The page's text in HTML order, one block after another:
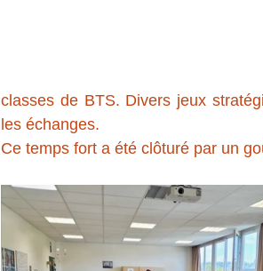
classes de BTS. Divers jeux
les échanges.
Ce temps fort a été clôturé par un